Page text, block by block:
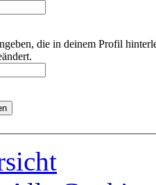
die in deinem Profil